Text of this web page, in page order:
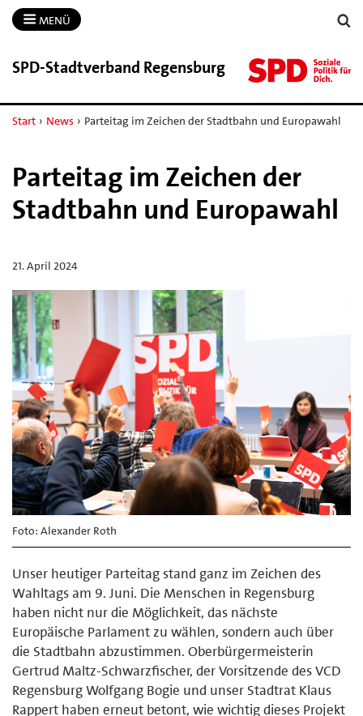
MENÜ
SPD-​Stadtverband Regensburg
Start › News › Parteitag im Zeichen der Stadtbahn und Europawahl
Parteitag im Zeichen der
Stadtbahn und Europawahl
21. April 2024
Foto: Alexander Roth
Unser heutiger Parteitag stand ganz im Zeichen des
Wahltags am 9. Juni. Die Menschen in Regensburg
haben nicht nur die Möglichkeit, das nächste
Europäische Parlament zu wählen, sondern auch über
die Stadtbahn abzustimmen. Oberbürgermeisterin
Gertrud Maltz-Schwarzfischer, der Vorsitzende des VCD
Regensburg Wolfgang Bogie und unser Stadtrat Klaus
Rappert haben erneut betont, wie wichtig dieses Projekt